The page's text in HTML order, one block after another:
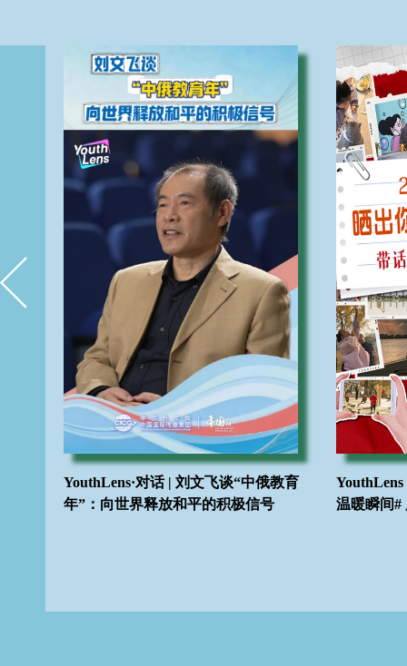
YouthLens·对话 | 刘文飞谈“中俄教育
年”：向世界释放和平的积极信号
YouthLens
温暖瞬间#